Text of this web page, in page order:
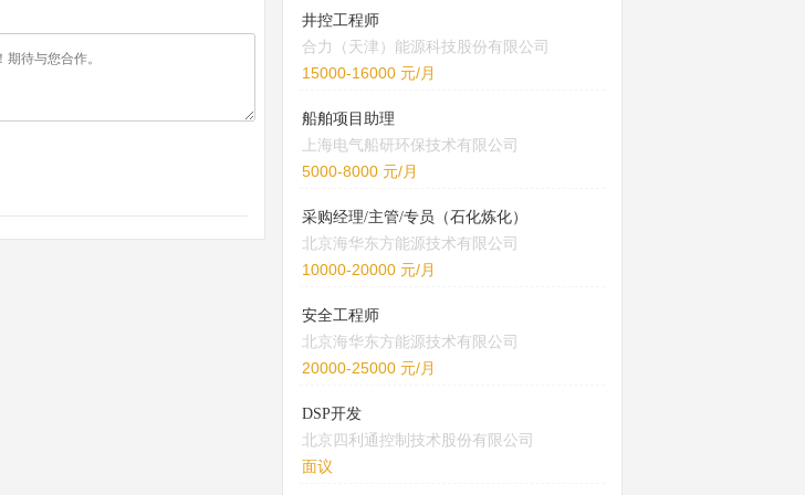
井控工程师
合力（天津）能源科技股份有限公司
15000-16000 元/月
船舶项目助理
上海电气船研环保技术有限公司
5000-8000 元/月
采购经理/主管/专员（石化炼化）
北京海华东方能源技术有限公司
10000-20000 元/月
安全工程师
北京海华东方能源技术有限公司
20000-25000 元/月
DSP开发
北京四利通控制技术股份有限公司
面议